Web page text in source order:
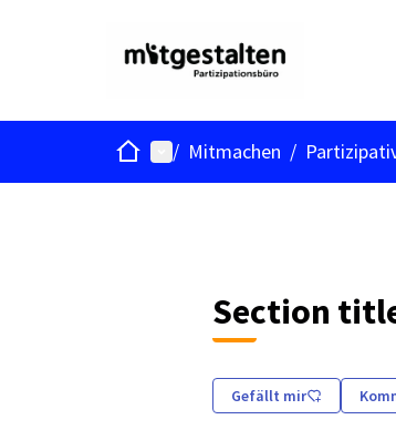
StartHauptmenü
/ Mitmachen /
Section
Gefällt mir